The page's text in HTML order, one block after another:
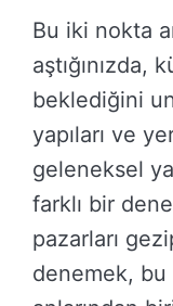
Bu iki nokta
beklediğini
yapıları ve
geleneksel
farklı bir
pazarları
denemek,